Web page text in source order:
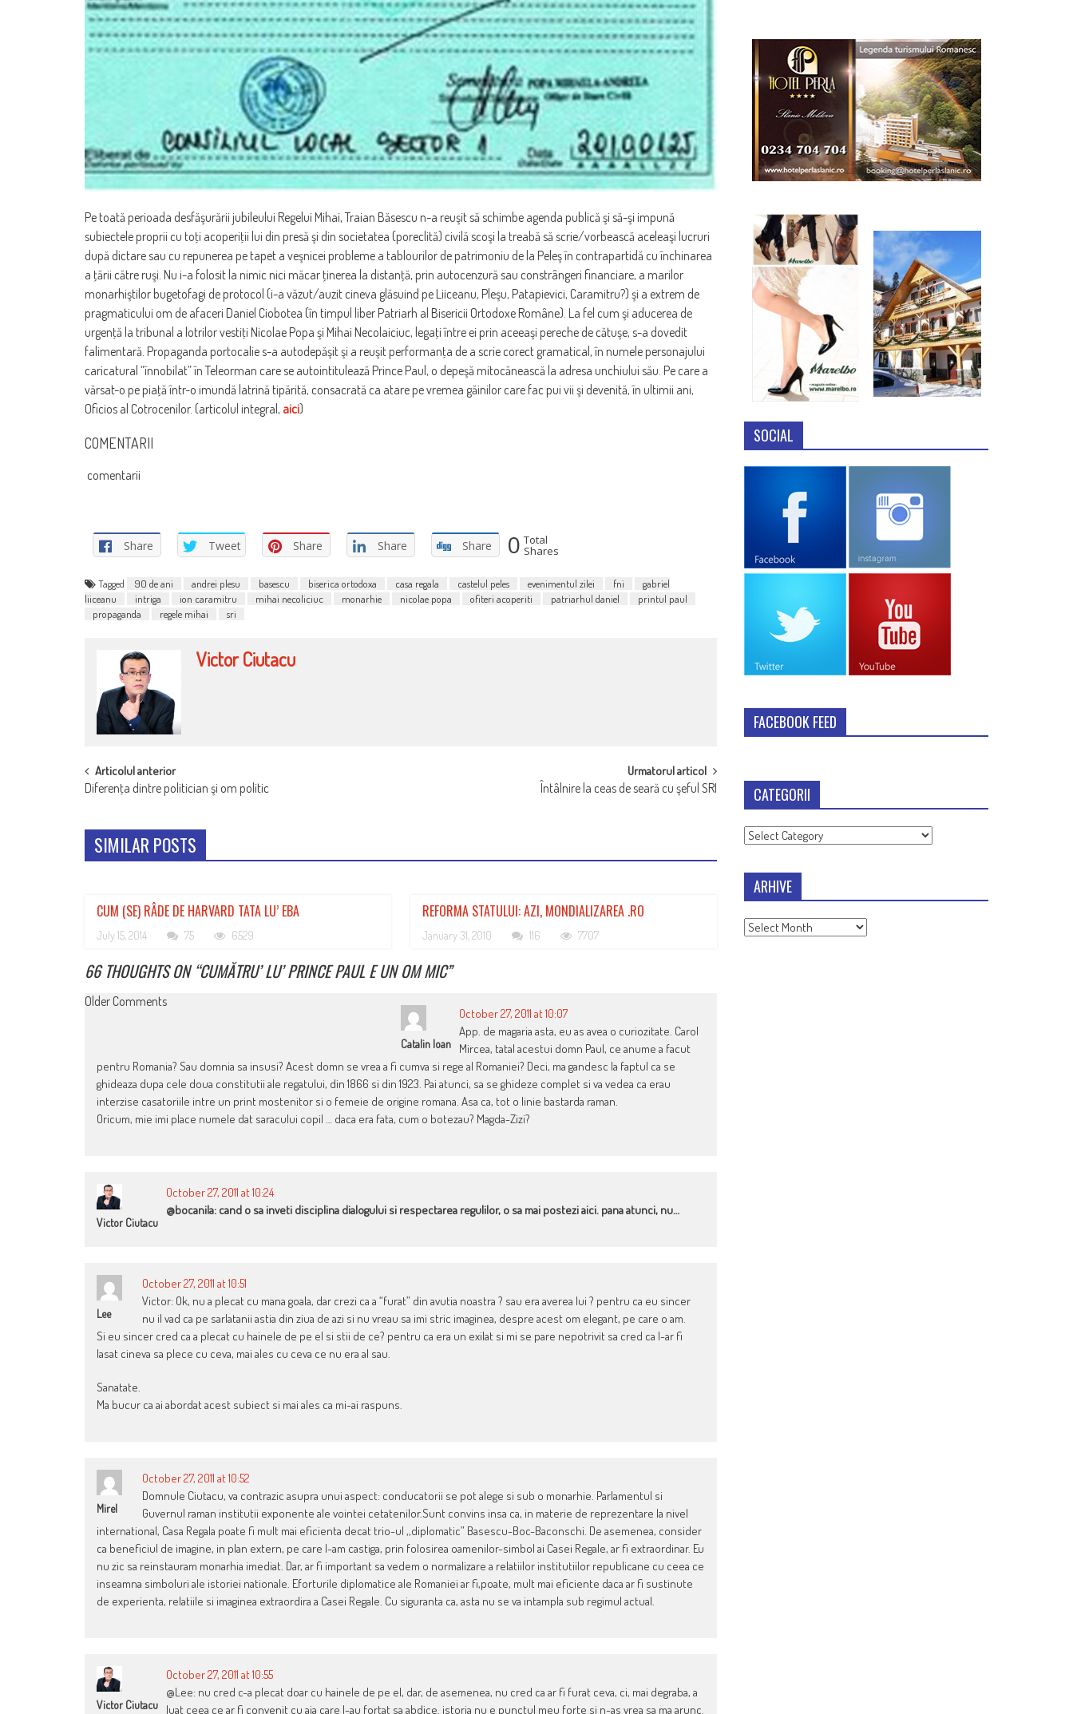
Pe toată perioada desfăşurării jubileului Regelui Mihai, Traian Băsescu n-a reuşit să schimbe agenda publică şi să-şi impună
subiectele proprii cu toţi acoperiţii lui din presă şi din societatea (poreclită) civilă scoşi la treabă să scrie/vorbească aceleaşi lucruri
după dictare sau cu repunerea pe tapet a veşnicei probleme a tablourilor de patrimoniu de la Peleş în contrapartidă cu închinarea
a ţării către ruşi. Nu i-a folosit la nimic nici măcar ţinerea la distanţă, prin autocenzură sau constrângeri financiare, a marilor
monarhiştilor bugetofagi de protocol (i-a văzut/auzit cineva glăsuind pe Liiceanu, Pleşu, Patapievici, Caramitru?) şi a extrem de
pragmaticului om de afaceri Daniel Ciobotea (în timpul liber Patriarh al Bisericii Ortodoxe Române). La fel cum şi aducerea de
urgenţă la tribunal a lotrilor vestiţi Nicolae Popa şi Mihai Necolaiciuc, legaţi între ei prin aceeaşi pereche de cătuşe, s-a dovedit
falimentară. Propaganda portocalie s-a autodepăşit şi a reuşit performanţa de a scrie corect gramatical, în numele personajului
caricatural “înnobilat” în Teleorman care se autointitulează Prince Paul, o depeşă mitocănească la adresa unchiului său. Pe care a
vărsat-o pe piaţă într-o imundă latrină tipărită, consacrată ca atare pe vremea găinilor care fac pui vii şi devenită, în ultimii ani,
Oficios al Cotrocenilor. (articolul integral, aici)
COMENTARII
comentarii
Share Tweet Share Share Share 0 Total
Shares
Tagged 90 de ani andrei plesu basescu biserica ortodoxa casa regala castelul peles evenimentul zilei fni
gabriel
liiceanu
intriga ion caramitru mihai necoliciuc monarhie nicolae popa ofiteri acoperiti patriarhul daniel
printul paul
propaganda
regele mihai sri
Victor Ciutacu
POST
NAVIGATION
Articolul anterior
Diferenţa dintre politician şi om politic
Urmatorul articol
Întâlnire la ceas de seară cu şeful SRI
SIMILAR POSTS
CUM (SE) RÂDE DE HARVARD TATA LU’ EBA
July 15, 2014 75 6529
REFORMA STATULUI: AZI, MONDIALIZAREA .RO
January 31, 2010 116 7707
66 THOUGHTS ON “CUMĂTRU’ LU’ PRINCE PAUL E UN OM MIC”
COMMENT
Older Comments
Catalin Ioan
October 27, 2011 at 10:07
App. de magaria asta, eu as avea o curiozitate. Carol
Mircea, tatal acestui domn Paul, ce anume a facut
pentru Romania? Sau domnia sa insusi? Acest domn se vrea a fi cumva si rege al Romaniei? Deci, ma gandesc la faptul ca se
ghideaza dupa cele doua constitutii ale regatului, din 1866 si din 1923. Pai atunci, sa se ghideze complet si va vedea ca erau
interzise casatoriile intre un print mostenitor si o femeie de origine romana. Asa ca, tot o linie bastarda raman.
Oricum, mie imi place numele dat saracului copil … daca era fata, cum o botezau? Magda-Zizi?
Victor Ciutacu
October 27, 2011 at 10:24
@bocanila: cand o sa inveti disciplina dialogului si respectarea regulilor, o sa mai postezi aici. pana atunci, nu…
Lee
October 27, 2011 at 10:51
Victor: Ok, nu a plecat cu mana goala, dar crezi ca a “furat” din avutia noastra ? sau era averea lui ? pentru ca eu sincer
nu il vad ca pe sarlatanii astia din ziua de azi si nu vreau sa imi stric imaginea, despre acest om elegant, pe care o am.
Si eu sincer cred ca a plecat cu hainele de pe el si stii de ce? pentru ca era un exilat si mi se pare nepotrivit sa cred ca l-ar fi
lasat cineva sa plece cu ceva, mai ales cu ceva ce nu era al sau.
Sanatate.
Ma bucur ca ai abordat acest subiect si mai ales ca mi-ai raspuns.
Mirel
October 27, 2011 at 10:52
Domnule Ciutacu, va contrazic asupra unui aspect: conducatorii se pot alege si sub o monarhie. Parlamentul si
Guvernul raman institutii exponente ale vointei cetatenilor.Sunt convins insa ca, in materie de reprezentare la nivel
international, Casa Regala poate fi mult mai eficienta decat trio-ul ,,diplomatic” Basescu-Boc-Baconschi. De asemenea, consider
ca beneficiul de imagine, in plan extern, pe care l-am castiga, prin folosirea oamenilor-simbol ai Casei Regale, ar fi extraordinar. Eu
nu zic sa reinstauram monarhia imediat. Dar, ar fi important sa vedem o normalizare a relatiilor institutiilor republicane cu ceea ce
inseamna simboluri ale istoriei nationale. Eforturile diplomatice ale Romaniei ar fi,poate, mult mai eficiente daca ar fi sustinute
de experienta, relatiile si imaginea extraordira a Casei Regale. Cu siguranta ca, asta nu se va intampla sub regimul actual.
Victor Ciutacu
October 27, 2011 at 10:55
@Lee: nu cred c-a plecat doar cu hainele de pe el, dar, de asemenea, nu cred ca ar fi furat ceva, ci, mai degraba, a
luat ceea ce ar fi convenit cu aia care l-au fortat sa abdice. istoria nu e punctul meu forte si n-as vrea sa ma arunc.
SOCIAL
FACEBOOK FEED
CATEGORII
Categorii
ARHIVE
Arhive